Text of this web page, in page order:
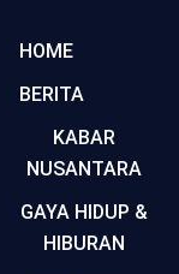
HOME
BERITA
KABAR
NUSANTARA
GAYA HIDUP &
HIBURAN